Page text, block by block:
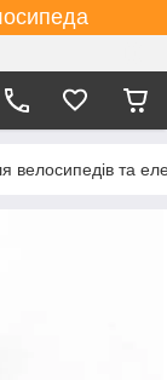
велосипедів та